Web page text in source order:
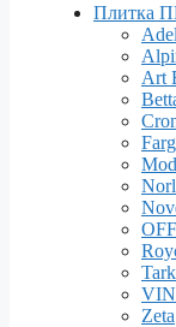
Плитка
Art
Zeta